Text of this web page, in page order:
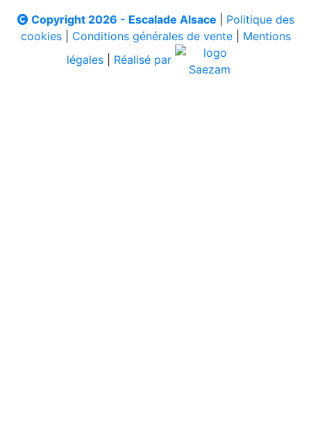
Copyright 2026 - Escalade Alsace
Politique des
cookies| Conditions générales de vente| Mentions
légales
Réalisé par